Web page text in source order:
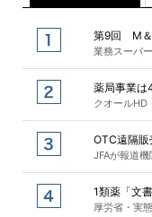
第9回 M＆
業務スーパ
薬局事業は
クオールHD
OTC遠隔販
JFAが報道
1類薬「文
厚労省・実